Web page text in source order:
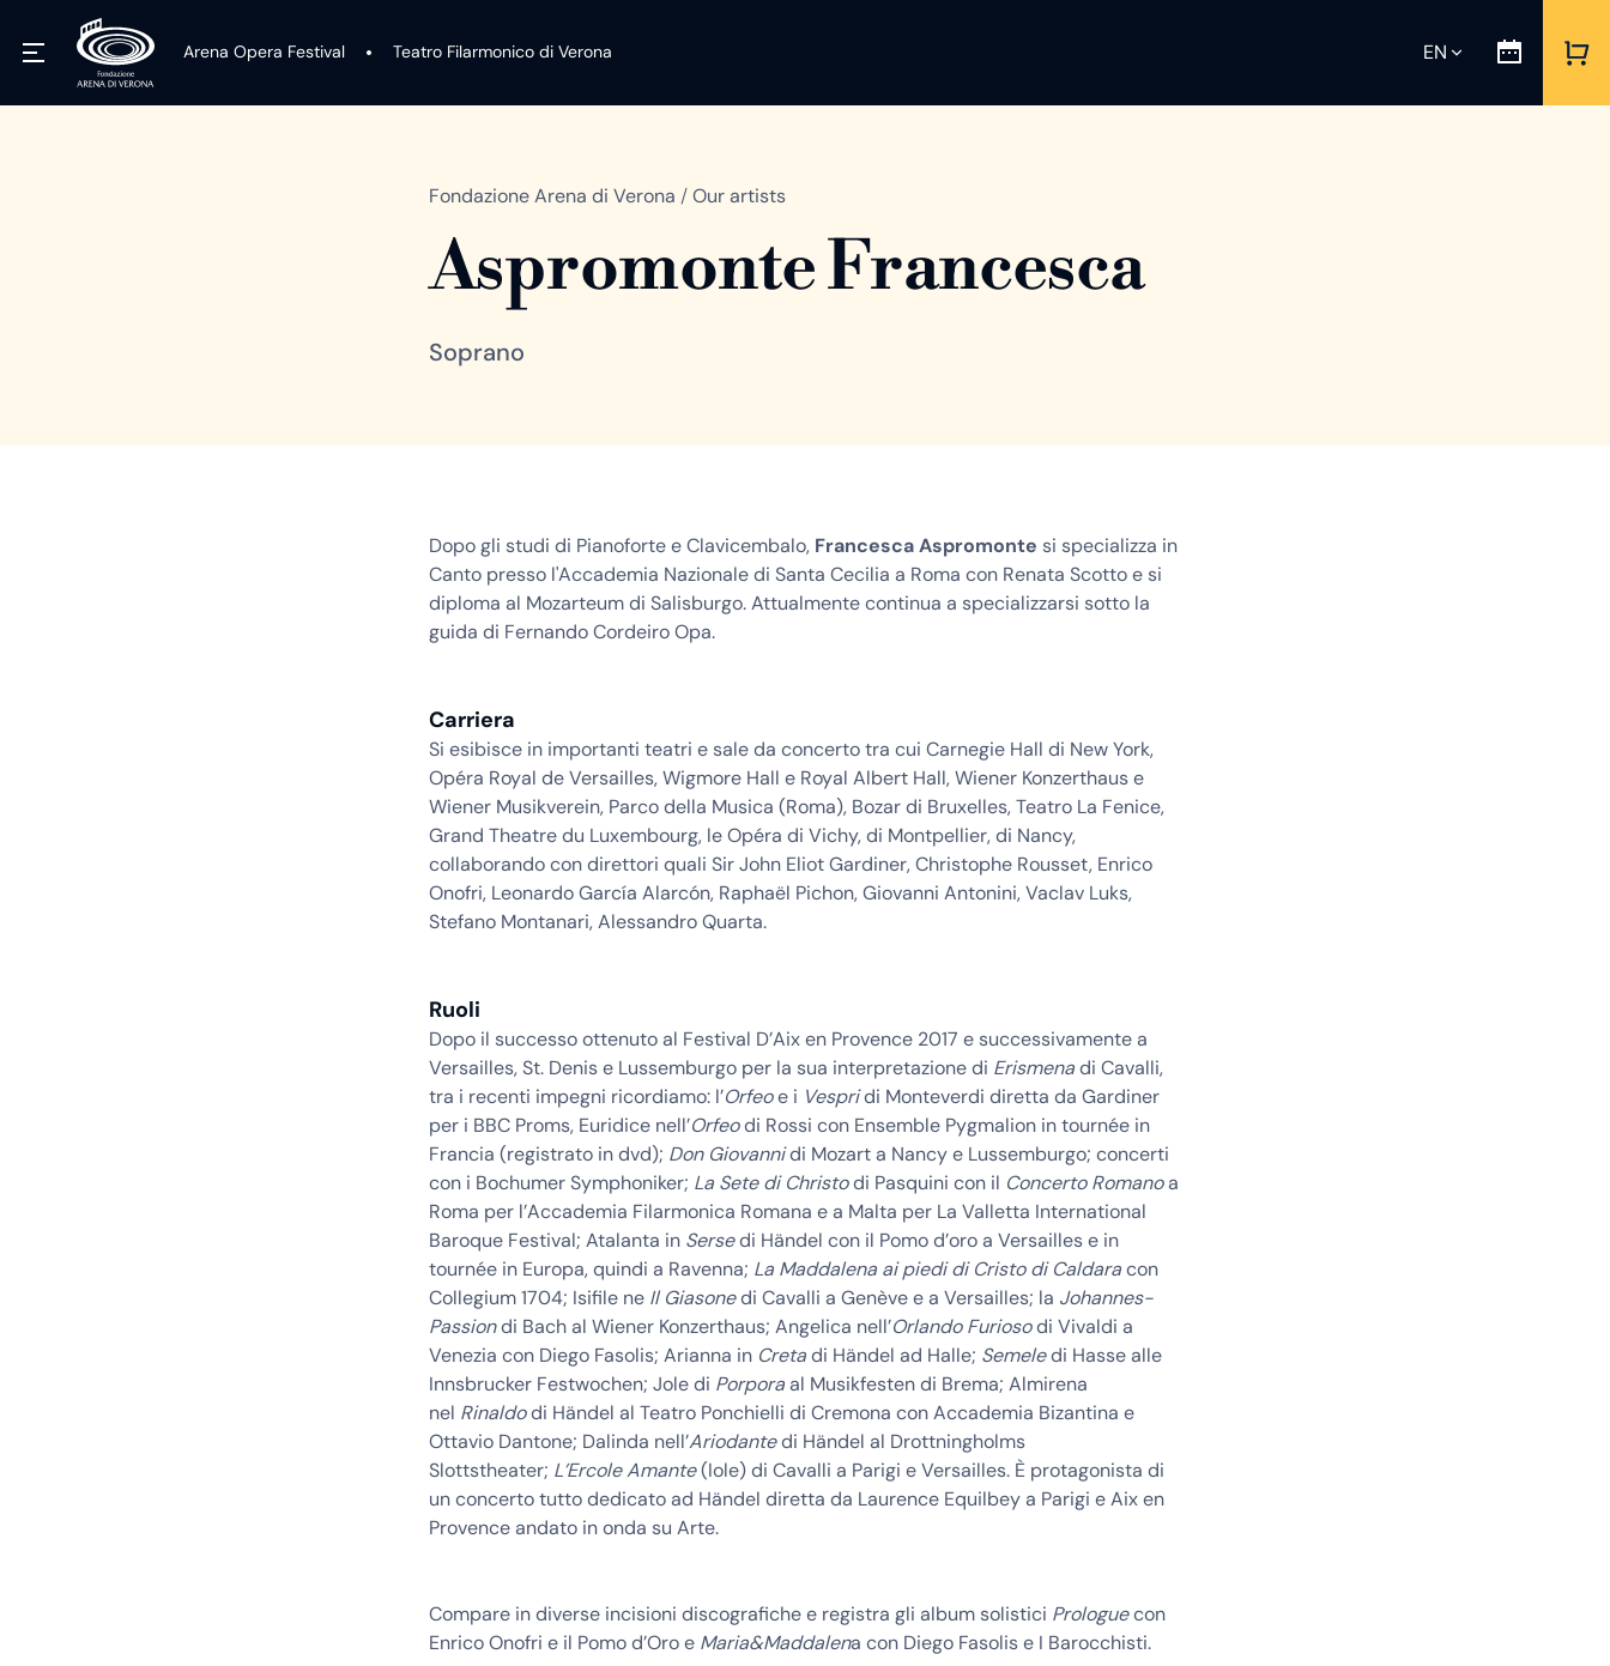
Arena Opera Festival Teatro Filarmonico di Verona EN
Fondazione Arena di Verona /Our artists
Aspromonte Francesca
Soprano
Dopo gli studi di Pianoforte e Clavicembalo, Francesca Aspromonte si specializza in
Canto presso l'Accademia Nazionale di Santa Cecilia a Roma con Renata Scotto e si
diploma al Mozarteum di Salisburgo. Attualmente continua a specializzarsi sotto la
guida di Fernando Cordeiro Opa.
Carriera
Si esibisce in importanti teatri e sale da concerto tra cui Carnegie Hall di New York,
Opéra Royal de Versailles, Wigmore Hall e Royal Albert Hall, Wiener Konzerthaus e
Wiener Musikverein, Parco della Musica (Roma), Bozar di Bruxelles, Teatro La Fenice,
Grand Theatre du Luxembourg, le Opéra di Vichy, di Montpellier, di Nancy,
collaborando con direttori quali Sir John Eliot Gardiner, Christophe Rousset, Enrico
Onofri, Leonardo García Alarcón, Raphaël Pichon, Giovanni Antonini, Vaclav Luks,
Stefano Montanari, Alessandro Quarta.
Ruoli
Dopo il successo ottenuto al Festival D’Aix en Provence 2017 e successivamente a
Versailles, St. Denis e Lussemburgo per la sua interpretazione di Erismenadi Cavalli,
tra i recenti impegni ricordiamo: l’Orfeoe i Vespridi Monteverdi diretta da Gardiner
per i BBC Proms, Euridice nell’Orfeodi Rossi con Ensemble Pygmalion in tournée in
Francia (registrato in dvd); Don Giovannidi Mozart a Nancy e Lussemburgo; concerti
con i Bochumer Symphoniker; La Sete di Christodi Pasquini con il Concerto Romanoa
Roma per l’Accademia Filarmonica Romana e a Malta per La Valletta International
Baroque Festival; Atalanta in Sersedi Händel con il Pomo d’oro a Versailles e in
tournée in Europa, quindi a Ravenna; La Maddalena ai piedi di Cristo di Caldaracon
Collegium 1704; Isifile ne Il Giasonedi Cavalli a Genève e a Versailles; la Johannes-
Passiondi Bach al Wiener Konzerthaus; Angelica nell’Orlando Furiosodi Vivaldi a
Venezia con Diego Fasolis; Arianna in Cretadi Händel ad Halle; Semeledi Hasse alle
Innsbrucker Festwochen; Jole di Porporaal Musikfesten di Brema; Almirena
nel Rinaldodi Händel al Teatro Ponchielli di Cremona con Accademia Bizantina e
Ottavio Dantone; Dalinda nell’Ariodantedi Händel al Drottningholms
Slottstheater; L’Ercole Amante(Iole) di Cavalli a Parigi e Versailles. È protagonista di
un concerto tutto dedicato ad Händel diretta da Laurence Equilbey a Parigi e Aix en
Provence andato in onda su Arte.
Compare in diverse incisioni discografiche e registra gli album solistici Prologuecon
Enrico Onofri e il Pomo d’Oro e Maria&Maddalena con Diego Fasolis e I Barocchisti.